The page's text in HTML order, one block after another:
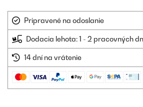
Pripravené na odoslanie
Dodacia lehota: 1 - 2 pracovných
14 dní na vrátenie